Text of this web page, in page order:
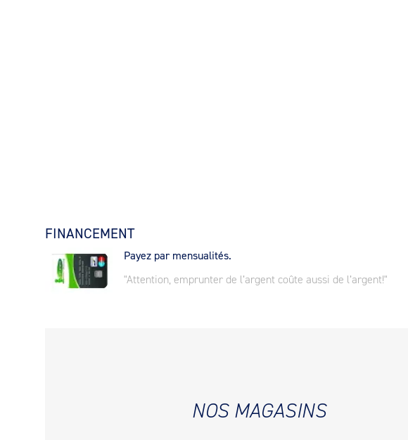
FINANCEMENT
Payez par mensualités.
"Attention, emprunter de l’argent coûte aussi de l’argent!"
NOS MAGASINS